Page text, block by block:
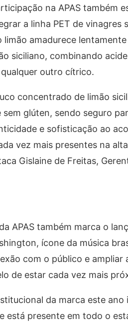
na APAS também
a linha PET de
limão amadurece
siciliano, combinando
outro cítrico.
concentrado de limão
glúten, sendo seguro
e sofisticação ao
vez mais presentes na
Gislaine de Freitas,
APAS também marca o
ícone da música
com o público e
de estar cada vez mais
da marca este ano
está presente em todo o